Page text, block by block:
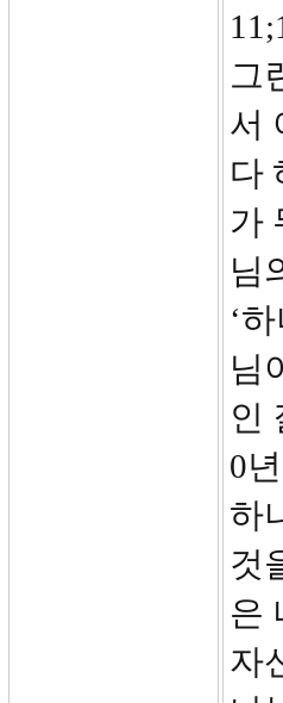
그
서
다
가
님
‘
님
인
0
하
것
은
자